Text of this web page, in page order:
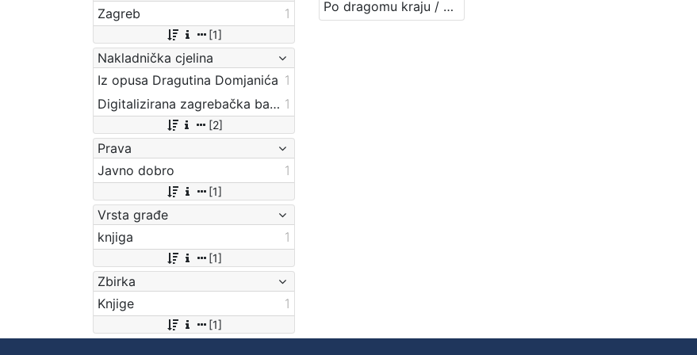
Zagreb 1
[1]
Nakladnička cjelina
Iz opusa Dragutina Domjanića 1
Digitalizirana zagrebačka baština 1
[2]
Prava
Javno dobro
1
[1]
Vrsta građe
knjiga
1
[1]
Zbirka
Knjige
1
[1]
Po dragomu kraju / Dragutin M. Domjanić